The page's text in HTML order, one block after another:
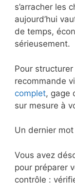
s’arracher les
aujourd’hui
de temps,
sérieusement.
Pour
recommande
complet, gage
sur mesure à
Un dernier
Vous avez
pour préparer
contrôle :